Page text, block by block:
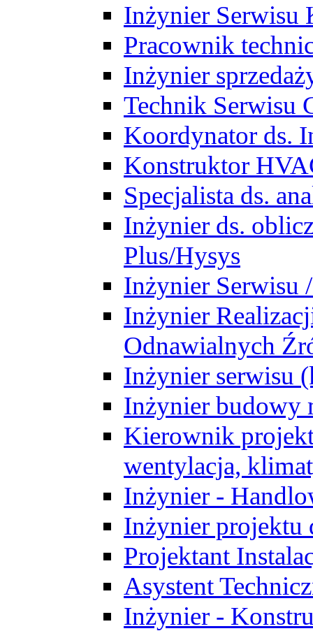
Inżynier Serwisu
Pracownik
Inżynier
Technik Serwisu
Koordynator ds.
Konstruktor
Specjalista ds.
Inżynier ds.
Plus/Hysys
Inżynier Serwisu
Inżynier
Odnawialnych
Inżynier serwisu
Inżynier budowy
Kierownik
wentylacja,
Inżynier -
Inżynier projektu
Projektant
Asystent
Inżynier -